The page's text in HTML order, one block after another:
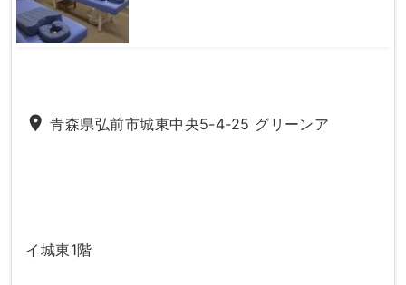
place 青森県弘前市城東中央5-4-25 グリーンア
イ城東1階